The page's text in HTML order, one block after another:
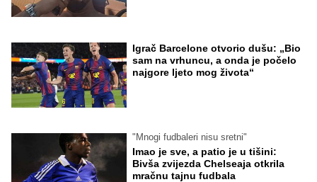
Igrač Barcelone otvorio dušu: „Bio
sam na vrhuncu, a onda je počelo
najgore ljeto mog života“
"Mnogi fudbaleri nisu sretni"
Imao je sve, a patio je u tišini:
Bivša zvijezda Chelseaja otkrila
mračnu tajnu fudbala